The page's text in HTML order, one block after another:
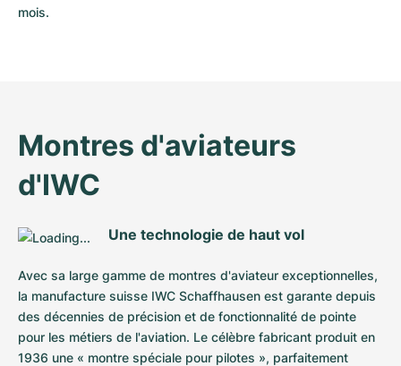
mois.
Montres d'aviateurs
d'IWC
Une technologie de haut vol
Avec sa large gamme de montres d'aviateur exceptionnelles,
la manufacture suisse IWC Schaffhausen est garante depuis
des décennies de précision et de fonctionnalité de pointe
pour les métiers de l'aviation. Le célèbre fabricant produit en
1936 une « montre spéciale pour pilotes », parfaitement